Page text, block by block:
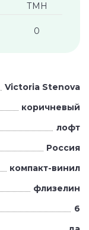
ТМН
0
Victoria Stenova
коричневый
лофт
Россия
компакт-винил
флизелин
6